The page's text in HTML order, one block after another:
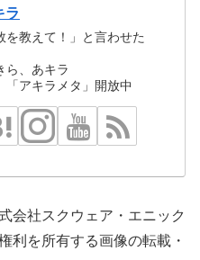
ラ
を教えて！」と言わせた
ら、あキラ
「アキラメタ」開放中
会社スクウェア・エニック
利を所有する画像の転載・